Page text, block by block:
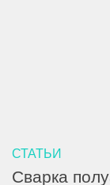
СТАТЬИ
Сварка